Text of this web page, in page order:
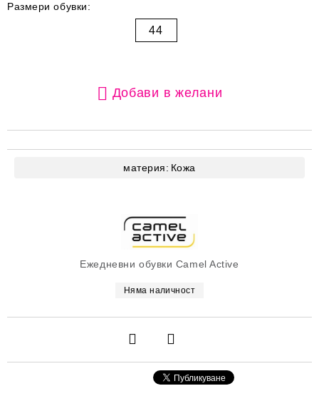
Ежедневни обувки Camel Active
Няма наличност
Размери обувки:
44
Добави в желани
материя: Кожа